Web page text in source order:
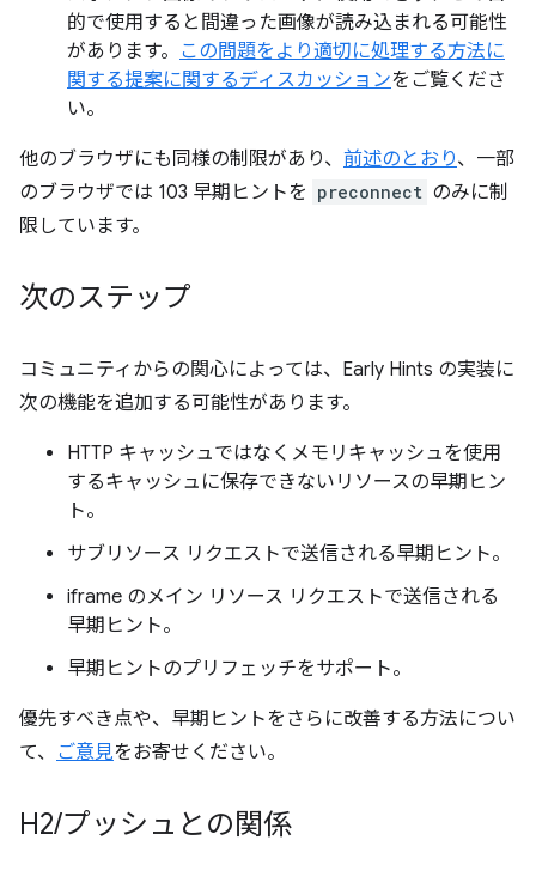
的で使用すると間違った画像が読み込まれる可能性
があります。 この問題をより適切に処理する方法に
関する提案に関するディスカッションをご覧くださ
い。
他のブラウザにも同様の制限があり、 前述のとおり、一部
のブラウザでは 103 早期ヒントを preconnect のみに制
限しています。
次のステップ
コミュニティからの関心によっては、Early Hints の実装に
次の機能を追加する可能性があります。
HTTP キャッシュではなくメモリキャッシュを使用
するキャッシュに保存できないリソースの早期ヒン
ト。
サブリソース リクエストで送信される早期ヒント。
iframe のメイン リソース リクエストで送信される
早期ヒント。
早期ヒントのプリフェッチをサポート。
優先すべき点や、早期ヒントをさらに改善する方法につい
て、 ご意見をお寄せください。
H2/プッシュとの関係